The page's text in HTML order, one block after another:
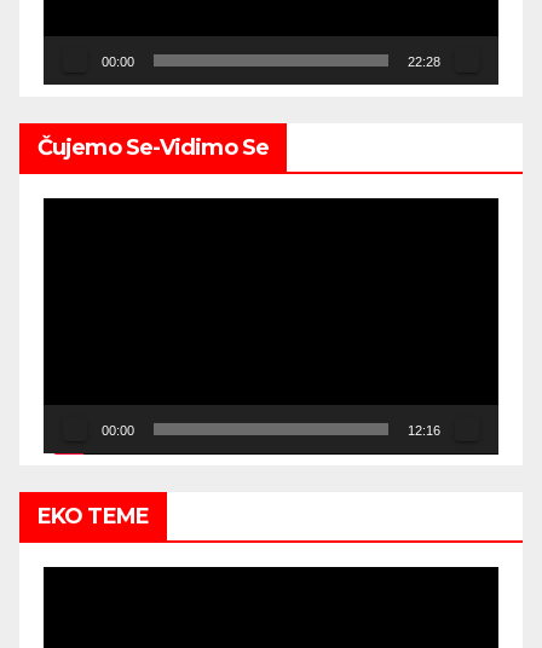
00:00 22:28
Čujemo Se-Vidimo Se
00:00 12:16
EKO TEME